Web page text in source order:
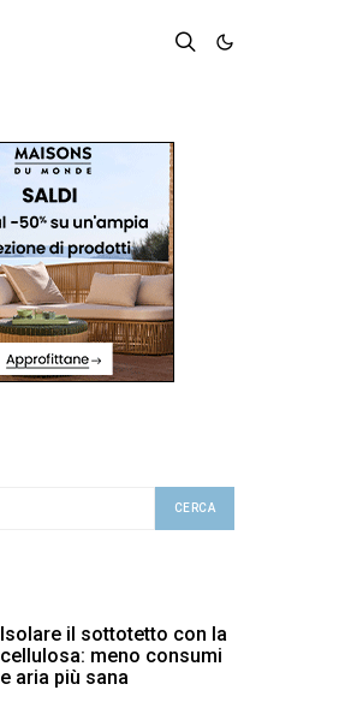
CERCA
Isolare il sottotetto con la
cellulosa: meno consumi
e aria più sana